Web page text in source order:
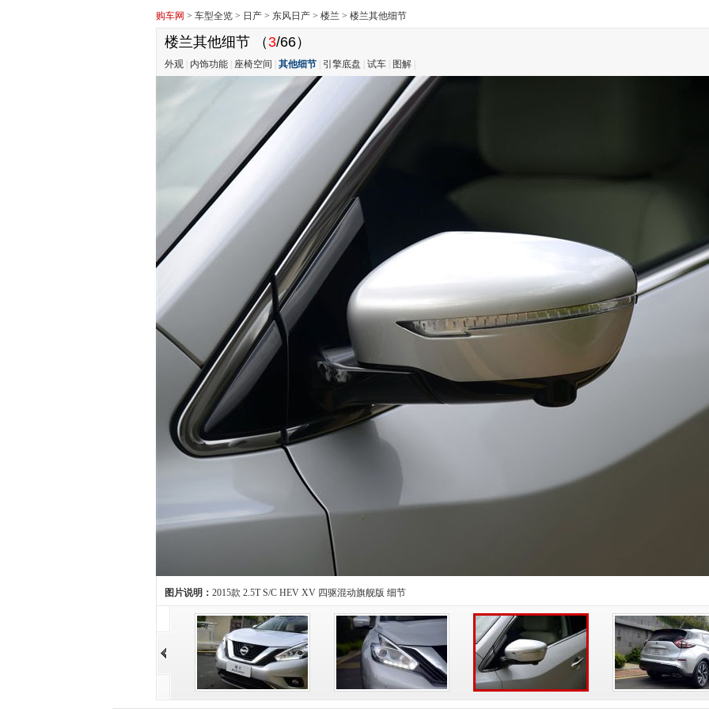
购车网 > 车型全览 > 日产 > 东风日产 > 楼兰 > 楼兰其他细节
楼兰其他细节 （3/66）
外观 内饰功能 座椅空间 其他细节 引擎底盘 试车 图解
图片说明： 2015款 2.5T S/C HEV XV 四驱混动旗舰版 细节